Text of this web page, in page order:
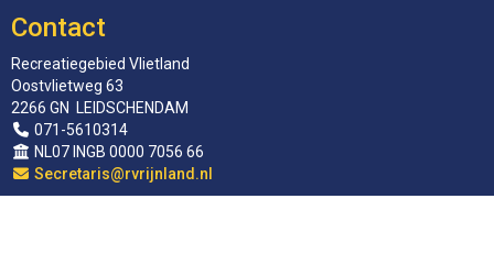
Contact
Recreatiegebied Vlietland
Oostvlietweg 63
2266 GN LEIDSCHENDAM
071-5610314
NL07 INGB 0000 7056 66
siraterceS@rvrijnland.nl